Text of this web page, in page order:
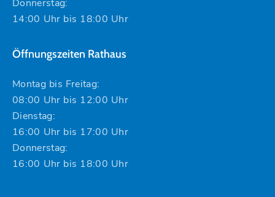
Donnerstag:
14:00 Uhr bis 18:00 Uhr
Öffnungszeiten Rathaus
Montag bis Freitag:
08:00 Uhr bis 12:00 Uhr
Dienstag:
16:00 Uhr bis 17:00 Uhr
Donnerstag:
16:00 Uhr bis 18:00 Uhr